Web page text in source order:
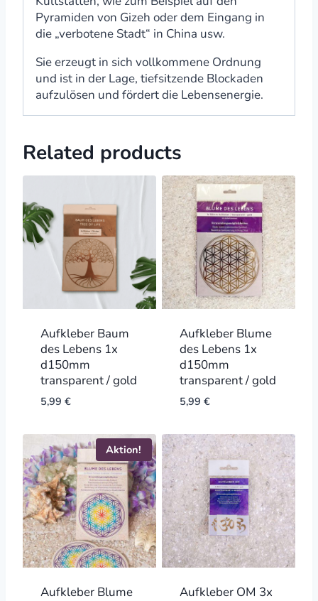
Pyramiden von Gizeh oder dem Eingang in
die „verbotene Stadt“ in China usw.
Sie erzeugt in sich vollkommene Ordnung
und ist in der Lage, tiefsitzende Blockaden
aufzulösen und fördert die Lebensenergie.
Related products
Aufkleber Baum
des Lebens 1x
d150mm
transparent / gold
5,99 €
Aufkleber Blume
des Lebens 1x
d150mm
transparent / gold
5,99 €
Aktion!
Aufkleber Blume
Aufkleber OM 3x